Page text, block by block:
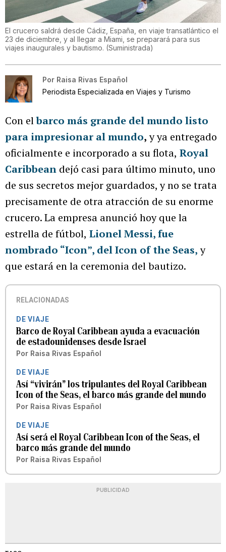
El crucero saldrá desde Cádiz, España, en viaje transatlántico el
23 de diciembre, y al llegar a Miami, se preparará para sus
viajes inaugurales y bautismo. (Suministrada)
Por Raisa Rivas Español
Periodista Especializada en Viajes y Turismo
Con elbarco más grande del mundo listo
para impresionar al mundo,y ya entregado
oficialmente e incorporado a su flota, Royal
Caribbean dejó casi para último minuto, uno
de sus secretos mejor guardados, y no se trata
precisamente de otra atracción de su enorme
crucero. La empresa anunció hoy que la
estrella de fútbol, Lionel Messi, fue
nombrado “Icon”, del Icon of the Seas,y
que estará en la ceremonia del bautizo.
RELACIONADAS
DE VIAJE
Barco de Royal Caribbean ayuda a evacuación
de estadounidenses desde Israel
Por Raisa Rivas Español
DE VIAJE
Así “vivirán” los tripulantes del Royal Caribbean
Icon of the Seas, el barco más grande del mundo
Por Raisa Rivas Español
DE VIAJE
Así será el Royal Caribbean Icon of the Seas, el
barco más grande del mundo
Por Raisa Rivas Español
PUBLICIDAD